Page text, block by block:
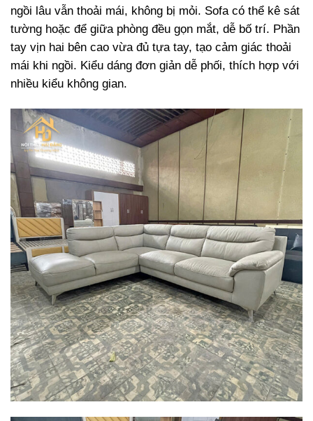
ngồi lâu vẫn thoải mái, không bị mỏi. Sofa có thể kê sát
tường hoặc để giữa phòng đều gọn mắt, dễ bố trí. Phần
tay vịn hai bên cao vừa đủ tựa tay, tạo cảm giác thoải
mái khi ngồi. Kiểu dáng đơn giản dễ phối, thích hợp với
nhiều kiểu không gian.